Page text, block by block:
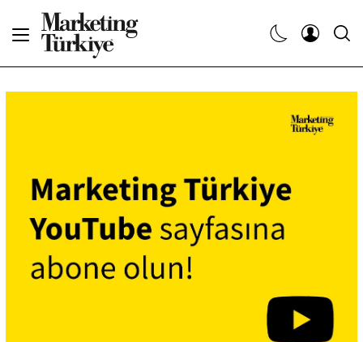
Dergiler
Etkinlikler